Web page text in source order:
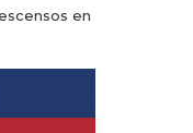
en